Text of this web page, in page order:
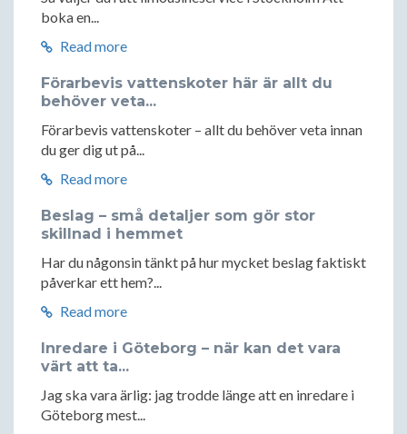
boka en...
Read more
Förarbevis vattenskoter här är allt du
behöver veta...
Förarbevis vattenskoter – allt du behöver veta innan
du ger dig ut på...
Read more
Beslag – små detaljer som gör stor
skillnad i hemmet
Har du någonsin tänkt på hur mycket beslag faktiskt
påverkar ett hem?...
Read more
Inredare i Göteborg – när kan det vara
värt att ta...
Jag ska vara ärlig: jag trodde länge att en inredare i
Göteborg mest...